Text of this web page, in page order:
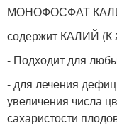
МОНОФОСФАТ
содержит КАЛИЙ (К
- Подходит для
- для лечения
увеличения числа
сахаристости